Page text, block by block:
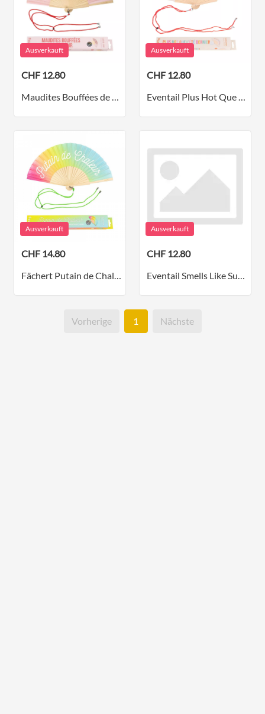
Ausverkauft
CHF 12.80
Maudites Bouffées de Chaleur
Ausverkauft
CHF 12.80
Eventail Plus Hot Que L'été Dernier
Ausverkauft
CHF 14.80
Fächert Putain de Chaleur Mix
Ausverkauft
CHF 12.80
Eventail Smells Like Summer
Vorherige 1 Nächste